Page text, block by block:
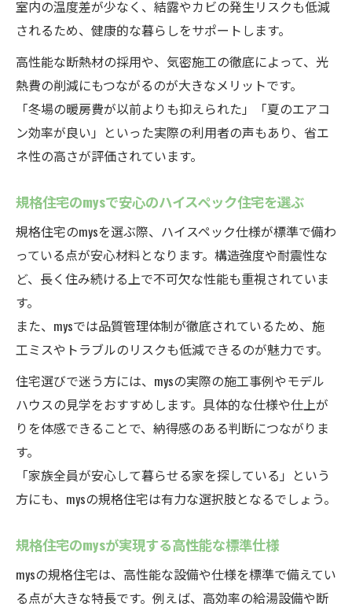
室内の温度差が少なく、結露やカビの発生リスクも低減
されるため、健康的な暮らしをサポートします。
高性能な断熱材の採用や、気密施工の徹底によって、光
熱費の削減にもつながるのが大きなメリットです。
「冬場の暖房費が以前よりも抑えられた」「夏のエアコ
ン効率が良い」といった実際の利用者の声もあり、省エ
ネ性の高さが評価されています。
規格住宅のmysで安心のハイスペック住宅を選ぶ
規格住宅のmysを選ぶ際、ハイスペック仕様が標準で備わ
っている点が安心材料となります。構造強度や耐震性な
ど、長く住み続ける上で不可欠な性能も重視されていま
す。
また、mysでは品質管理体制が徹底されているため、施
工ミスやトラブルのリスクも低減できるのが魅力です。
住宅選びで迷う方には、mysの実際の施工事例やモデル
ハウスの見学をおすすめします。具体的な仕様や仕上が
りを体感できることで、納得感のある判断につながりま
す。
「家族全員が安心して暮らせる家を探している」という
方にも、mysの規格住宅は有力な選択肢となるでしょう。
規格住宅のmysが実現する高性能な標準仕様
mysの規格住宅は、高性能な設備や仕様を標準で備えてい
る点が大きな特長です。例えば、高効率の給湯設備や断